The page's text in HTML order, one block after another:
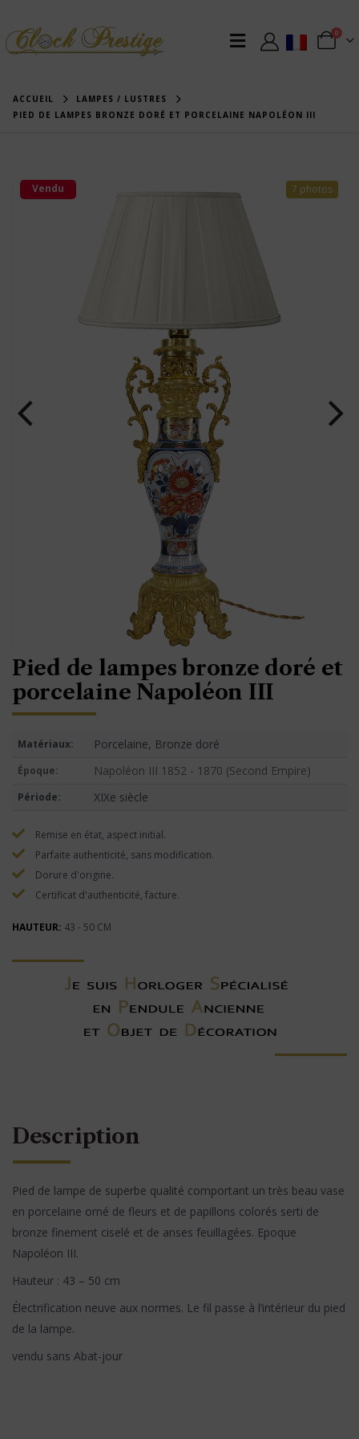
0
ACCUEIL
LAMPES / LUSTRES
PIED DE LAMPES BRONZE DORÉ ET PORCELAINE NAPOLÉON III
7 photos
Vendu
Pied de lampes bronze doré et
porcelaine Napoléon III
Matériaux: Porcelaine, Bronze doré
Époque: Napoléon III 1852 - 1870 (Second Empire)
Période: XIXe siècle
Remise en état, aspect initial.
Parfaite authenticité, sans modification.
Dorure d'origine.
Certificat d'authenticité, facture.
HAUTEUR: 43 - 50 CM
Description
Pied de lampe de superbe qualité comportant un très beau vase
en porcelaine orné de fleurs et de papillons colorés serti de
bronze finement ciselé et de anses feuillagées. Epoque
Napoléon III.
Hauteur : 43 – 50 cm
Électrification neuve aux normes. Le fil passe à l’intérieur du pied
de la lampe.
vendu sans Abat-jour